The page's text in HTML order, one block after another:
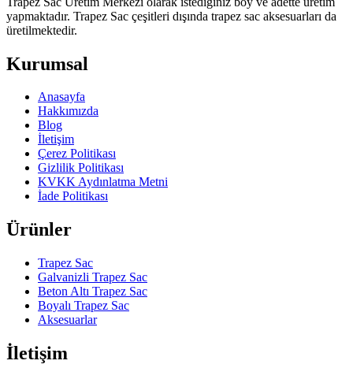
yapmaktadır. Trapez Sac çeşitleri dışında trapez sac aksesuarları da
üretilmektedir.
Kurumsal
Anasayfa
Hakkımızda
Blog
İletişim
Çerez Politikası
Gizlilik Politikası
KVKK Aydınlatma Metni
İade Politikası
Ürünler
Trapez Sac
Galvanizli Trapez Sac
Beton Altı Trapez Sac
Boyalı Trapez Sac
Aksesuarlar
İletişim